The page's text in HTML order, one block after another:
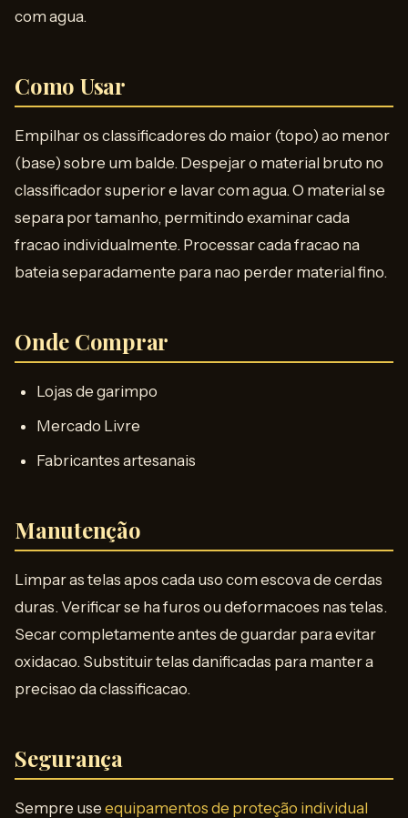
com agua.
Como Usar
Empilhar os classificadores do maior (topo) ao menor
(base) sobre um balde. Despejar o material bruto no
classificador superior e lavar com agua. O material se
separa por tamanho, permitindo examinar cada
fracao individualmente. Processar cada fracao na
bateia separadamente para nao perder material fino.
Onde Comprar
Lojas de garimpo
Mercado Livre
Fabricantes artesanais
Manutenção
Limpar as telas apos cada uso com escova de cerdas
duras. Verificar se ha furos ou deformacoes nas telas.
Secar completamente antes de guardar para evitar
oxidacao. Substituir telas danificadas para manter a
precisao da classificacao.
Segurança
Sempre use equipamentos de proteção individual